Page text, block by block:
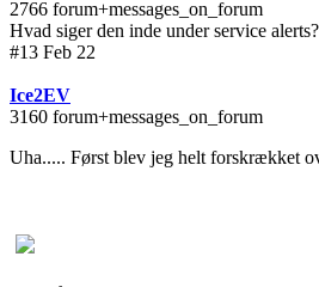
2766 forum+messages_on_forum
Hvad siger den inde under service alerts?
#13 Feb 22
Ice2EV
3160 forum+messages_on_forum
Uha..... Først blev jeg helt forskrækket